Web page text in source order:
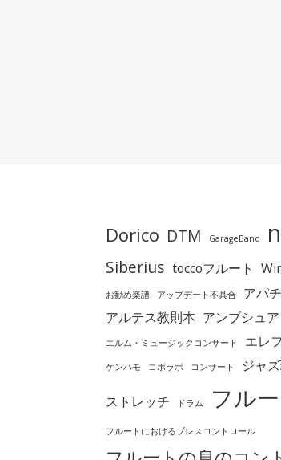
Dorico DTM GarageBand
Siberius toccoフルート
お勧め楽譜 アップデート不具合
アパ
アルテス教則本 アンブシュア
エルム・ミュージックコンサート エレ
ケンハモ コボラボ コンサート ジャ
ストレッチ ドラム フル
フルートにおけるブレスコントロール